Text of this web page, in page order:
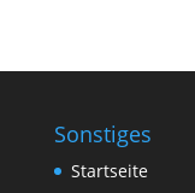
Sonstiges
Startseite